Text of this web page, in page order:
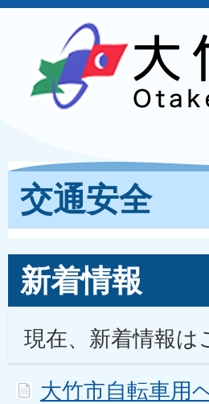
交通安全
新着情報
現在、新着情報は
大竹市自転車用